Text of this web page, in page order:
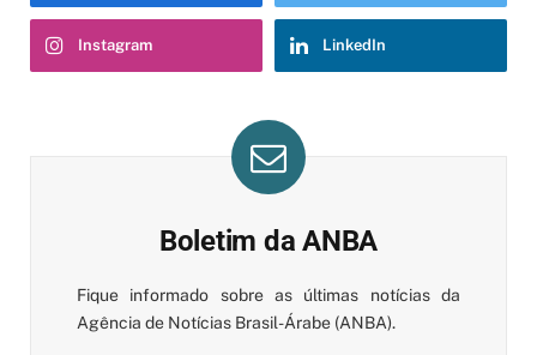
Instagram LinkedIn
Boletim da ANBA
Fique informado sobre as últimas notícias da
Agência de Notícias Brasil-Árabe (ANBA).